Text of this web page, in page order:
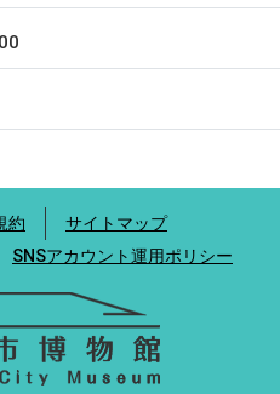
約
サイトマップ
SNSアカウント運用ポリシー